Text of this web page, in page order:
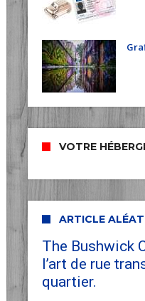
VOTRE
ARTICLE
The Bushwick
l’art de rue
quartier.